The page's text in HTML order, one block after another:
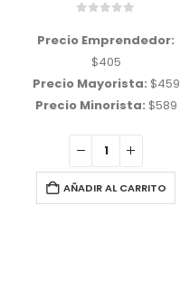
Precio Emprendedor:
$405
Precio Mayorista: $459
Precio Minorista: $589
AÑADIR AL CARRITO